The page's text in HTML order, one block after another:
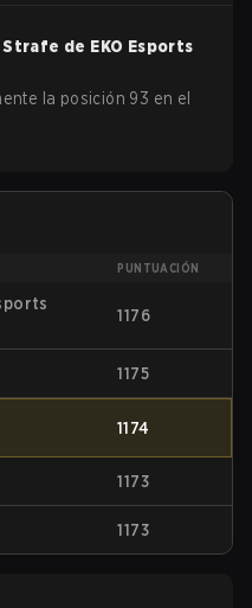
Strafe de EKO Esports
la posición 93 en el
PUNTUACIÓN
1176
1175
1174
1173
1173